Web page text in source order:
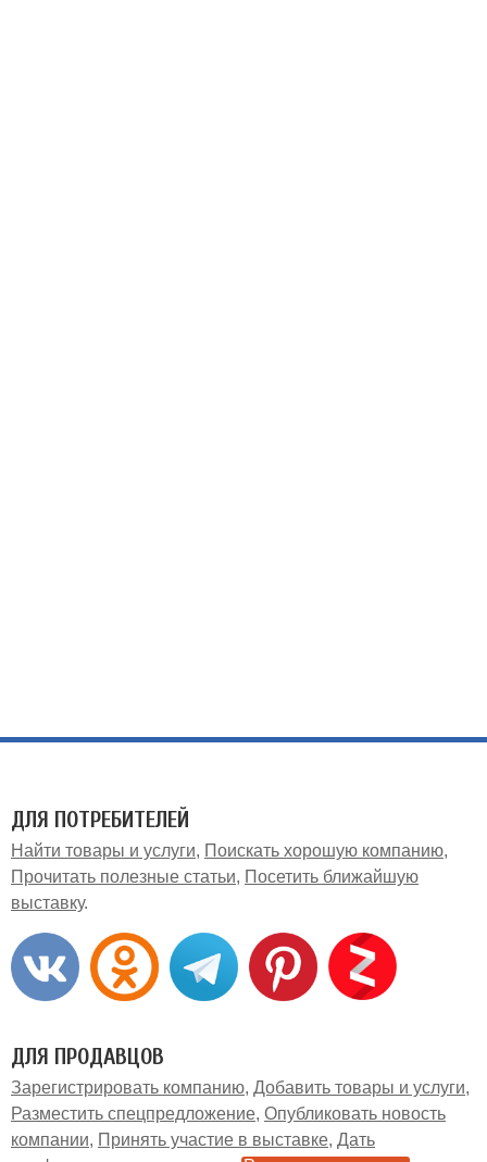
ДЛЯ ПОТРЕБИТЕЛЕЙ
Найти товары и услуги
Поискать хорошую компанию
Прочитать полезные статьи
Посетить ближайшую
выставку
ДЛЯ ПРОДАВЦОВ
Зарегистрировать компанию Добавить товары и услуги
Разместить спецпредложение Опубликовать новость
компании
Принять участие в выставке Дать